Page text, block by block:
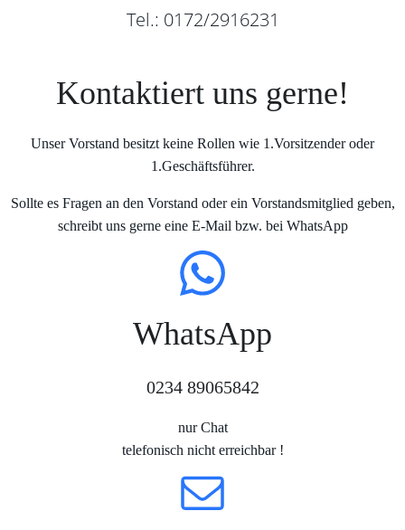
Tel.: 0172/2916231
Kontaktiert uns gerne!
Unser Vorstand besitzt keine Rollen wie 1.Vorsitzender oder
1.Geschäftsführer.
Sollte es Fragen an den Vorstand oder ein Vorstandsmitglied geben,
schreibt uns gerne eine E-Mail bzw. bei WhatsApp
WhatsApp
0234 89065842
nur Chat
telefonisch nicht erreichbar !